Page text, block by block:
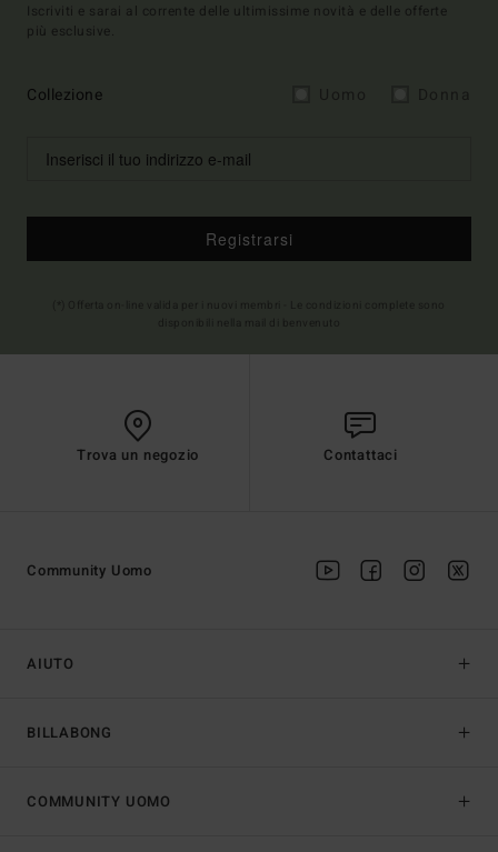
Iscriviti e sarai al corrente delle ultimissime novità e delle offerte
più esclusive.
Collezione
Registrarsi
Trova un negozio Contattaci
AIUTO
BILLABONG
Community Uomo
COMMUNITY UOMO